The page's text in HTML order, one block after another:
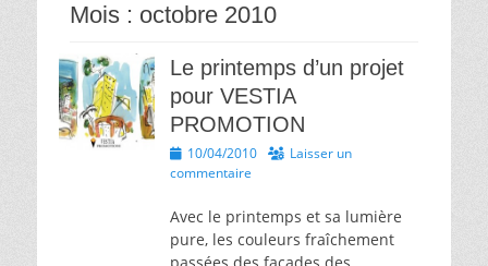
Mois : octobre 2010
Le printemps d’un projet
pour VESTIA
PROMOTION
Posted
on
10/04/2010
Laisser un
commentaire
Avec le printemps et sa lumière
pure, les couleurs fraîchement